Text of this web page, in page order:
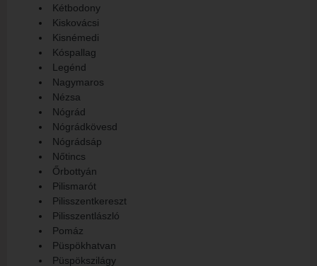
Kétbodony
Kiskovácsi
Kisnémedi
Kóspallag
Legénd
Nagymaros
Nézsa
Nógrád
Nógrádkövesd
Nógrádsáp
Nőtincs
Őrbottyán
Pilismarót
Pilisszentkereszt
Pilisszentlászló
Pomáz
Püspökhatvan
Püspökszilágy